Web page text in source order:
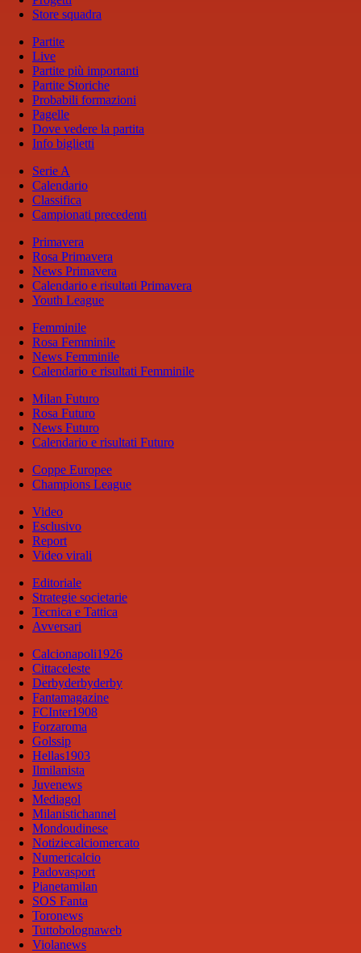
Store squadra
Partite
Live
Partite più importanti
Partite Storiche
Probabili formazioni
Pagelle
Dove vedere la partita
Info biglietti
Serie A
Calendario
Classifica
Campionati precedenti
Primavera
Rosa Primavera
News Primavera
Calendario e risultati Primavera
Youth League
Femminile
Rosa Femminile
News Femminile
Calendario e risultati Femminile
Milan Futuro
Rosa Futuro
News Futuro
Calendario e risultati Futuro
Coppe Europee
Champions League
Video
Esclusivo
Report
Video virali
Editoriale
Strategie societarie
Tecnica e Tattica
Avversari
Calcionapoli1926
Cittaceleste
Derbyderbyderby
Fantamagazine
FCInter1908
Forzaroma
Golssip
Hellas1903
Ilmilanista
Juvenews
Mediagol
Milanistichannel
Mondoudinese
Notiziecalciomercato
Numericalcio
Padovasport
Pianetamilan
SOS Fanta
Toronews
Tuttobolognaweb
Violanews